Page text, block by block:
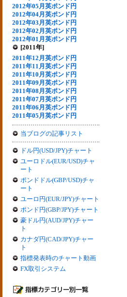
2012年05月英ポンド円
2012年04月英ポンド円
2012年03月英ポンド円
2012年02月英ポンド円
2012年01月英ポンド円
[2011年]
2011年12月英ポンド円
2011年11月英ポンド円
2011年10月英ポンド円
2011年09月英ポンド円
2011年08月英ポンド円
2011年07月英ポンド円
2011年06月英ポンド円
2011年05月英ポンド円
当ブログの記事リスト
ドル円(USD/JPY)チャート
ユーロドル(EUR/USD)チャ
ート
ポンドドル(GBP/USD)チャ
ート
ユーロ円(EUR/JPY)チャート
ポンド円(GBP/JPY)チャート
豪ドル円(AUD/JPY)チャー
ト
カナダ円(CAD/JPY)チャー
ト
指標発表時のチャート動画
FX取引システム